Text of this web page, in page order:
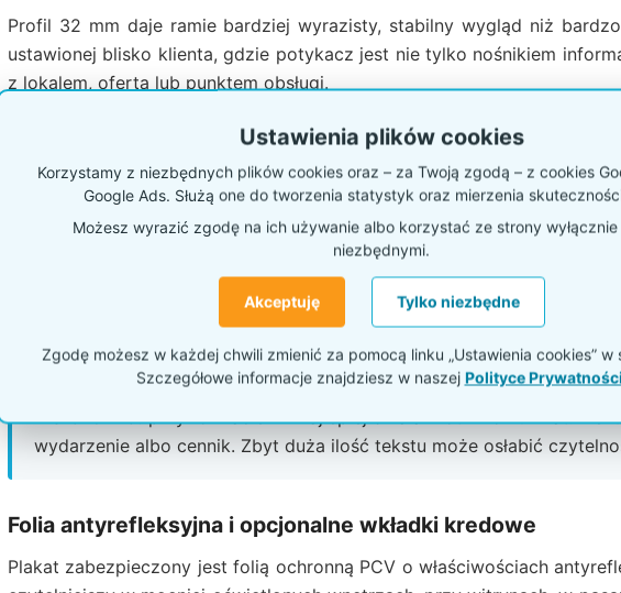
Profil 32 mm daje ramie bardziej wyrazisty, stabilny wygląd niż
ustawionej blisko klienta, gdzie potykacz jest nie tylko nośnikiem
z lokalem, ofertą lub punktem obsługi.
Metalowe plecy i pełny profil nogi
W tym modelu zastosowano metalowe plecy ramy, a nie
płaskiej pozycji i zwiększa sztywność całej konstrukcji. Potykacz
przenosić, ale nie sprawia wrażenia lekkiej, przypadkowej tablicy.
Istotnym detalem jest także noga prowadzona na pełnej
stojaka przy częstym składaniu, przestawianiu i użytkowaniu w
gdzie potykacz codziennie trafia przed wejście, do pasażu albo w inne
Wskazówka:przy formacie A2 najlepiej działa krótki komunikat:
wydarzenie albo cennik. Zbyt duża ilość tekstu może osłabić
Folia antyrefleksyjna i opcjonalne wkładki kredowe
Plakat zabezpieczony jest folią ochronną PCV o właściwościach
Ustawienia plików cookies
Korzystamy z niezbędnych plików cookies oraz – za Twoją zgodą – z cookies
Google Ads. Służą one do tworzenia statystyk oraz mierzenia
Możesz wyrazić zgodę na ich używanie albo korzystać ze strony
niezbędnymi.
Akceptuję Tylko niezbędne
Zgodę możesz w każdej chwili zmienić za pomocą linku „Ustawienia cookies” w
Szczegółowe informacje znajdziesz w naszej Polityce Prywatności